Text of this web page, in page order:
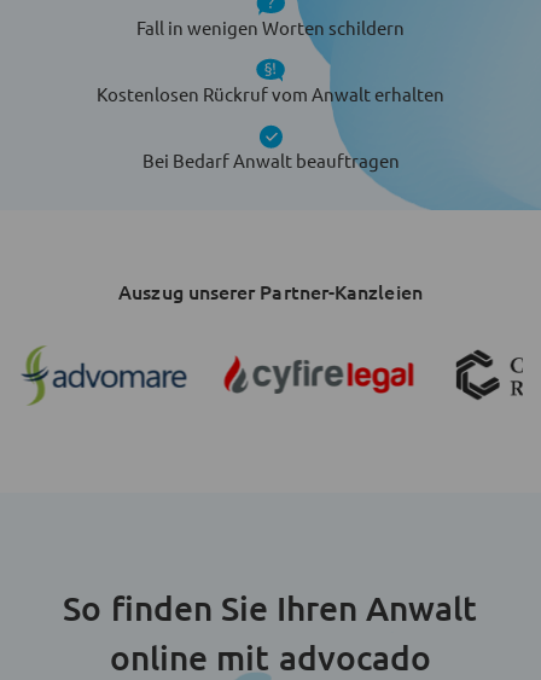
Fall in wenigen Worten schildern
Kostenlosen Rückruf vom Anwalt erhalten
Bei Bedarf Anwalt beauftragen
Auszug unserer Partner-Kanzleien
So finden Sie Ihren Anwalt
online mit advocado